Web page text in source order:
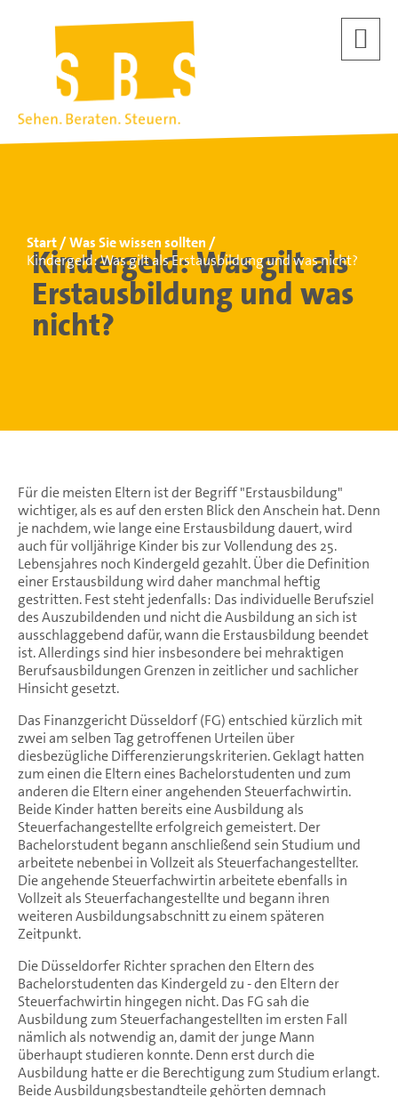
Start
Was Sie wissen sollten
Kindergeld: Was gilt als Erstausbildung und was nicht?
Kindergeld: Was gilt als
Erstausbildung und was
nicht?
Für die meisten Eltern ist der Begriff "Erstausbildung"
wichtiger, als es auf den ersten Blick den Anschein hat. Denn
je nachdem, wie lange eine Erstausbildung dauert, wird
auch für volljährige Kinder bis zur Vollendung des 25.
Lebensjahres noch Kindergeld gezahlt. Über die Definition
einer Erstausbildung wird daher manchmal heftig
gestritten. Fest steht jedenfalls: Das individuelle Berufsziel
des Auszubildenden und nicht die Ausbildung an sich ist
ausschlaggebend dafür, wann die Erstausbildung beendet
ist. Allerdings sind hier insbesondere bei mehraktigen
Berufsausbildungen Grenzen in zeitlicher und sachlicher
Hinsicht gesetzt.
Das Finanzgericht Düsseldorf (FG) entschied kürzlich mit
zwei am selben Tag getroffenen Urteilen über
diesbezügliche Differenzierungskriterien. Geklagt hatten
zum einen die Eltern eines Bachelorstudenten und zum
anderen die Eltern einer angehenden Steuerfachwirtin.
Beide Kinder hatten bereits eine Ausbildung als
Steuerfachangestellte erfolgreich gemeistert. Der
Bachelorstudent begann anschließend sein Studium und
arbeitete nebenbei in Vollzeit als Steuerfachangestellter.
Die angehende Steuerfachwirtin arbeitete ebenfalls in
Vollzeit als Steuerfachangestellte und begann ihren
weiteren Ausbildungsabschnitt zu einem späteren
Zeitpunkt.
Die Düsseldorfer Richter sprachen den Eltern des
Bachelorstudenten das Kindergeld zu - den Eltern der
Steuerfachwirtin hingegen nicht. Das FG sah die
Ausbildung zum Steuerfachangestellten im ersten Fall
nämlich als notwendig an, damit der junge Mann
überhaupt studieren konnte. Denn erst durch die
Ausbildung hatte er die Berechtigung zum Studium erlangt.
Beide Ausbildungsbestandteile gehörten demnach